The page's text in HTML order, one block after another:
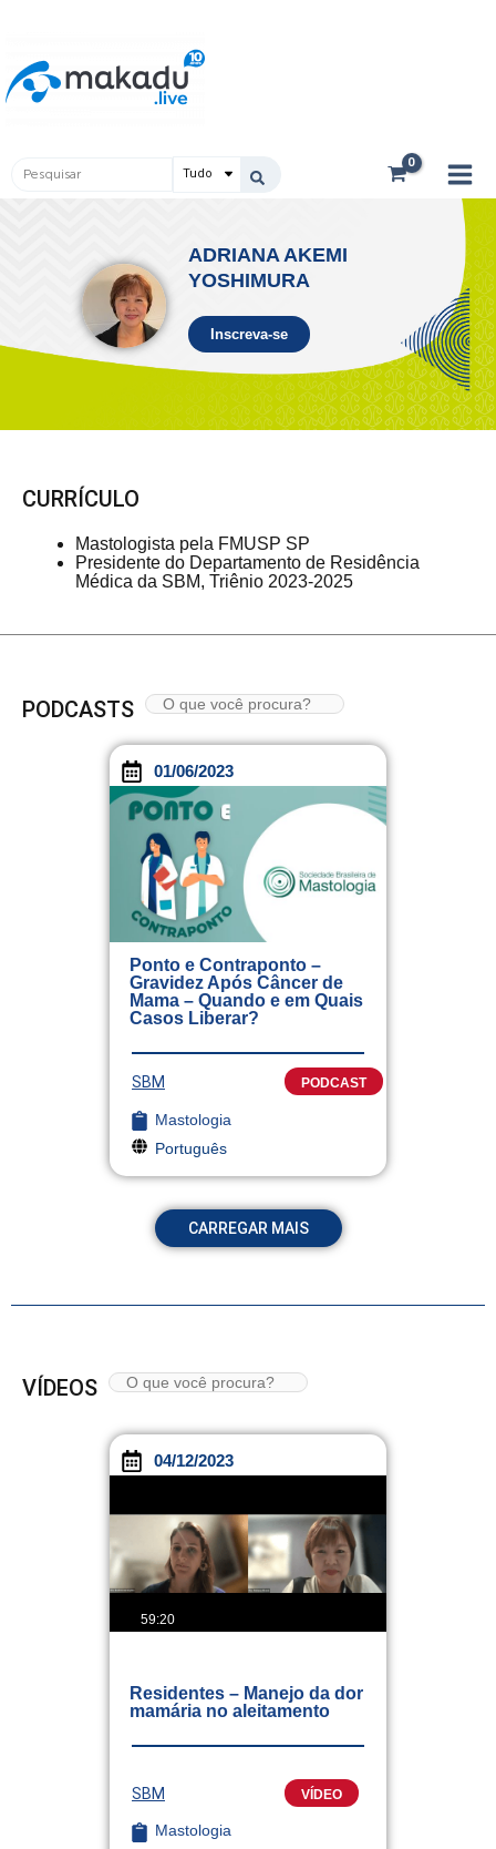
conteúdo
Pesquisar
ADRIANA AKEMI
YOSHIMURA
Inscreva-se
CURRÍCULO
Mastologista pela FMUSP SP
Presidente do Departamento de Residência
Médica da SBM, Triênio 2023-2025
PODCASTS
01/06/2023
Ponto e Contraponto –
Gravidez Após Câncer de
Mama – Quando e em Quais
Casos Liberar?
SBM PODCAST
Mastologia
Português
CARREGAR MAIS
VÍDEOS
04/12/2023
59:20
Residentes – Manejo da dor
mamária no aleitamento
SBM VÍDEO
Mastologia